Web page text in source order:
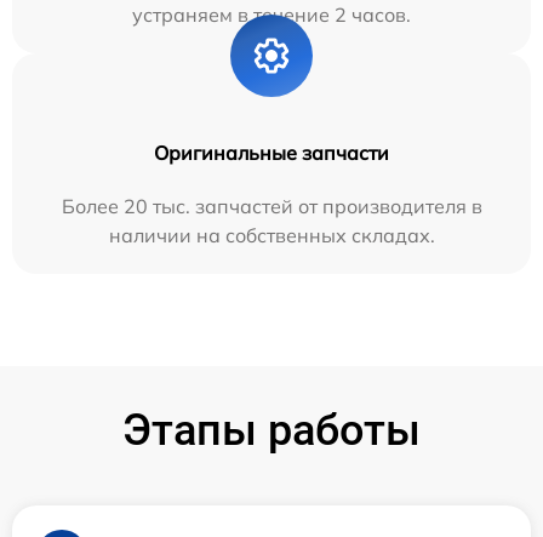
устраняем в течение 2 часов.
Оригинальные запчасти
Более 20 тыс. запчастей от производителя в
наличии на собственных складах.
Этапы работы